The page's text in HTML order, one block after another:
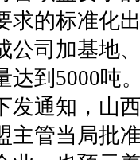
求的标准化
公司加基地
达到5000吨
发通知，山
主管当局批